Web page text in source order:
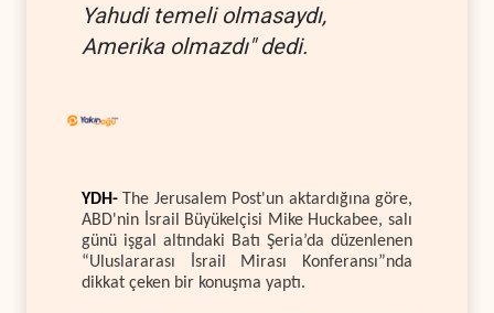
Yahudi temeli olmasaydı,
Amerika olmazdı" dedi.
YDH- The Jerusalem Post'un aktardığına göre,
ABD'nin İsrail Büyükelçisi Mike Huckabee, salı
günü işgal altındaki Batı Şeria’da düzenlenen
“Uluslararası İsrail Mirası Konferansı”nda
dikkat çeken bir konuşma yaptı.